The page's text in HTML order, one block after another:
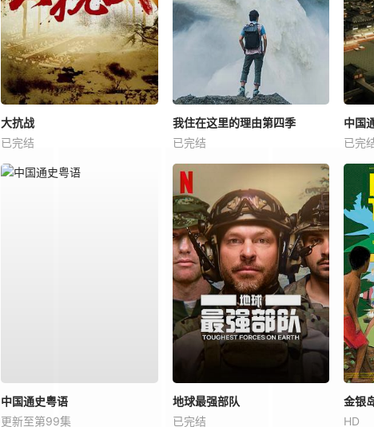
大抗战
已完结
我住在这里的理由第四季
已完结
中国
已完
中国通史粤语
更新至第99集
地球最强部队
已完结
金银
HD